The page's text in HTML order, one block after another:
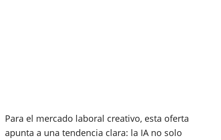
Para el mercado laboral creativo, esta oferta
apunta a una tendencia clara: la IA no solo